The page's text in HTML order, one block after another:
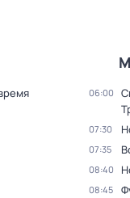
06:00
07:30
07:35
08:40
08:45